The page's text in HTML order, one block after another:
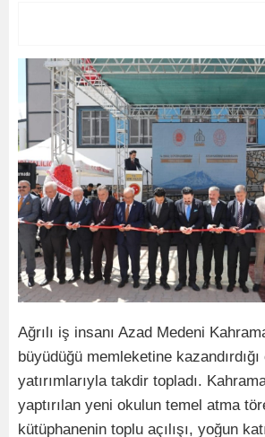
Ağrılı iş insanı Azad Medeni
büyüdüğü memleketine kazandırdığı
yatırımlarıyla takdir topladı.
yaptırılan yeni okulun temel atma
kütüphanenin toplu açılışı, yoğun